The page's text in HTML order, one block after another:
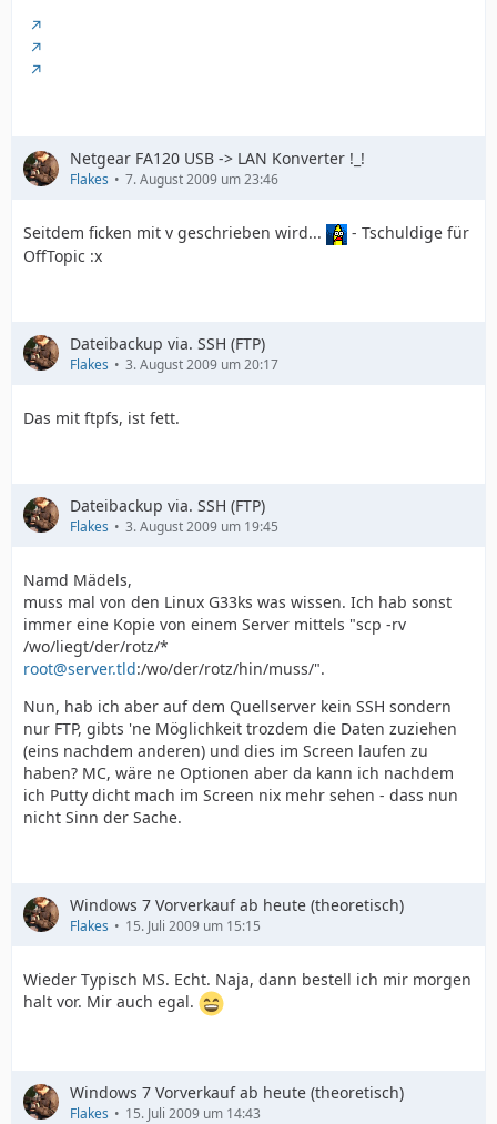
Netgear FA120 USB -> LAN Konverter !_!
Flakes 7. August 2009 um 23:46
Seitdem ficken mit v geschrieben wird...
- Tschuldige für
OffTopic :x
Dateibackup via. SSH (FTP)
Flakes 3. August 2009 um 20:17
Das mit ftpfs, ist fett.
Dateibackup via. SSH (FTP)
Flakes 3. August 2009 um 19:45
Namd Mädels,
muss mal von den Linux G33ks was wissen. Ich hab sonst
immer eine Kopie von einem Server mittels "scp -rv
/wo/liegt/der/rotz/*
root@server.tld:/wo/der/rotz/hin/muss/".
Nun, hab ich aber auf dem Quellserver kein SSH sondern
nur FTP, gibts 'ne Möglichkeit trozdem die Daten zuziehen
(eins nachdem anderen) und dies im Screen laufen zu
haben? MC, wäre ne Optionen aber da kann ich nachdem
ich Putty dicht mach im Screen nix mehr sehen - dass nun
nicht Sinn der Sache.
Windows 7 Vorverkauf ab heute (theoretisch)
Flakes 15. Juli 2009 um 15:15
Wieder Typisch MS. Echt. Naja, dann bestell ich mir morgen
halt vor. Mir auch egal.
Windows 7 Vorverkauf ab heute (theoretisch)
Flakes 15. Juli 2009 um 14:43